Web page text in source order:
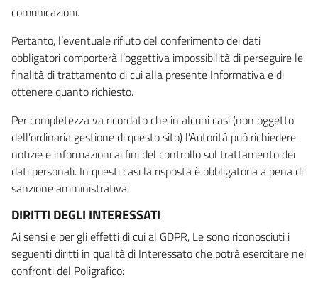
comunicazioni.
Pertanto, l’eventuale rifiuto del conferimento dei dati
obbligatori comporterà l’oggettiva impossibilità di perseguire le
finalità di trattamento di cui alla presente Informativa e di
ottenere quanto richiesto.
Per completezza va ricordato che in alcuni casi (non oggetto
dell’ordinaria gestione di questo sito) l’Autorità può richiedere
notizie e informazioni ai fini del controllo sul trattamento dei
dati personali. In questi casi la risposta è obbligatoria a pena di
sanzione amministrativa.
DIRITTI DEGLI INTERESSATI
Ai sensi e per gli effetti di cui al GDPR, Le sono riconosciuti i
seguenti diritti in qualità di Interessato che potrà esercitare nei
confronti del Poligrafico: